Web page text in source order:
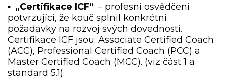
• „Certifikace ICF“ – profesní osvědčení
potvrzující, že kouč splnil konkrétní
požadavky na rozvoj svých dovedností.
Certifikace ICF jsou: Associate Certified Coach
(ACC), Professional Certified Coach (PCC) a
Master Certified Coach (MCC). (viz část 1 a
standard 5.1)